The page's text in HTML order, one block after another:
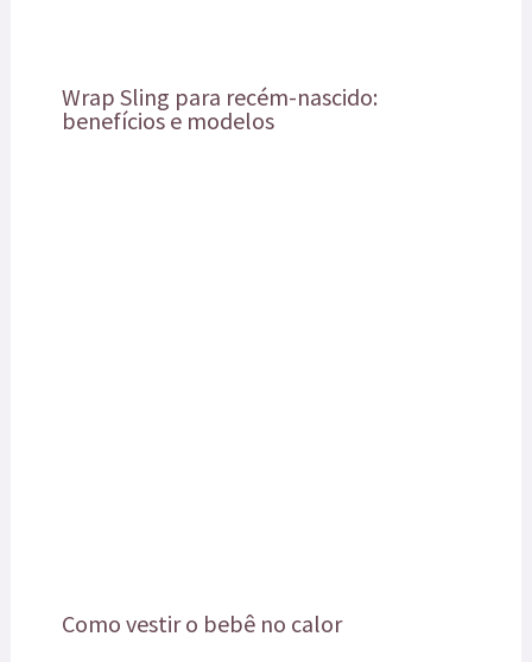
Wrap Sling para recém-nascido:
benefícios e modelos
Como vestir o bebê no calor